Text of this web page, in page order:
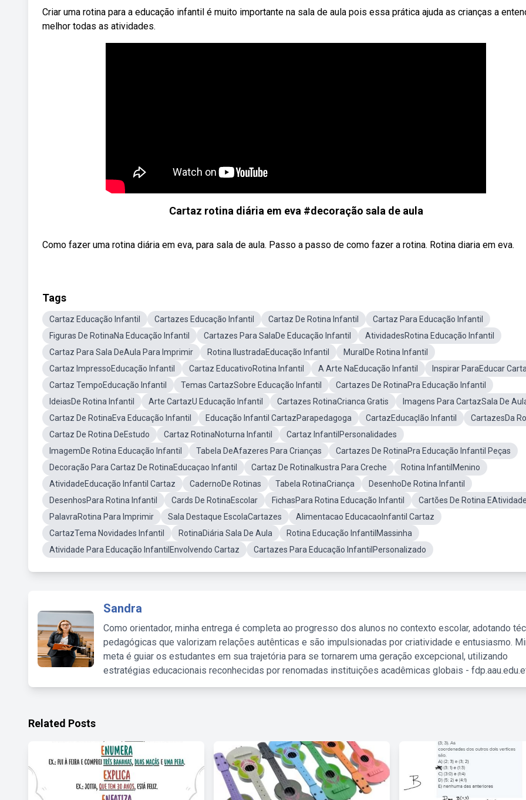
Criar uma rotina para a educação infantil é muito importante na sala de aula pois essa prática ajuda as crianças a
melhor todas as atividades.
Cartaz rotina diária em eva #decoração sala de aula
Como fazer uma rotina diária em eva, para sala de aula. Passo a passo de como fazer a rotina. Rotina diaria em eva.
Tags
Cartaz Educação Infantil Cartazes Educação Infantil Cartaz De Rotina Infantil
Cartaz Para Educação Infantil
Figuras De RotinaNa Educação Infantil
Cartazes Para SalaDe Educação Infantil
AtividadesRotina Educação Infantil
Cartaz Para Sala DeAula Para Imprimir
Rotina IlustradaEducação Infantil
MuralDe Rotina Infantil
Cartaz ImpressoEducação Infantil
Cartaz EducativoRotina Infantil A Arte NaEducação Infantil
Inspirar ParaEducar
Cartaz TempoEducação Infantil
Temas CartazSobre Educação Infantil
Cartazes De RotinaPra Educação Infantil
IdeiasDe Rotina Infantil
Arte CartazU Educação Infantil Cartazes RotinaCrianca Gratis
Imagens Para CartazSala De
Cartaz De RotinaEva Educação Infantil
Educação Infantil CartazParapedagoga CartazEducaçlão Infantil
CartazesDa
Cartaz De Rotina DeEstudo
Cartaz RotinaNoturna Infantil
Cartaz InfantilPersonalidades
ImagemDe Rotina Educação Infantil
Tabela DeAfazeres Para Crianças
Cartazes De RotinaPra Educação Infantil Peças
Decoração Para Cartaz De RotinaEducaçao Infantil
Cartaz De RotinaIkustra Para Creche
Rotina InfantilMenino
AtividadeEducação Infantil Cartaz
CadernoDe Rotinas Tabela RotinaCriança
DesenhoDe Rotina Infantil
DesenhosPara Rotina Infantil
Cards De RotinaEscolar FichasPara Rotina Educação Infantil
Cartões De Rotina
PalavraRotina Para Imprimir
Sala Destaque EscolaCartazes
Alimentacao EducacaoInfantil Cartaz
CartazTema Novidades Infantil
RotinaDiária Sala De Aula
Rotina Educação InfantilMassinha
Atividade Para Educação InfantilEnvolvendo Cartaz
Cartazes Para Educação InfantilPersonalizado
Sandra
Como orientador, minha entrega é completa ao progresso dos alunos no contexto escolar, adotando
pedagógicas que valorizam relações autênticas e são impulsionadas por criatividade e entusiasmo.
meta é guiar os estudantes em sua trajetória para se tornarem uma geração excepcional, utilizando
estratégias educacionais reconhecidas por renomadas instituições acadêmicas globais -
Related Posts